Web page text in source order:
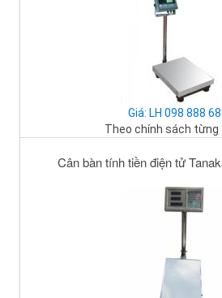
Giá: LH 098 888
Theo chính sách từng
Cân bàn tính tiền điện tử